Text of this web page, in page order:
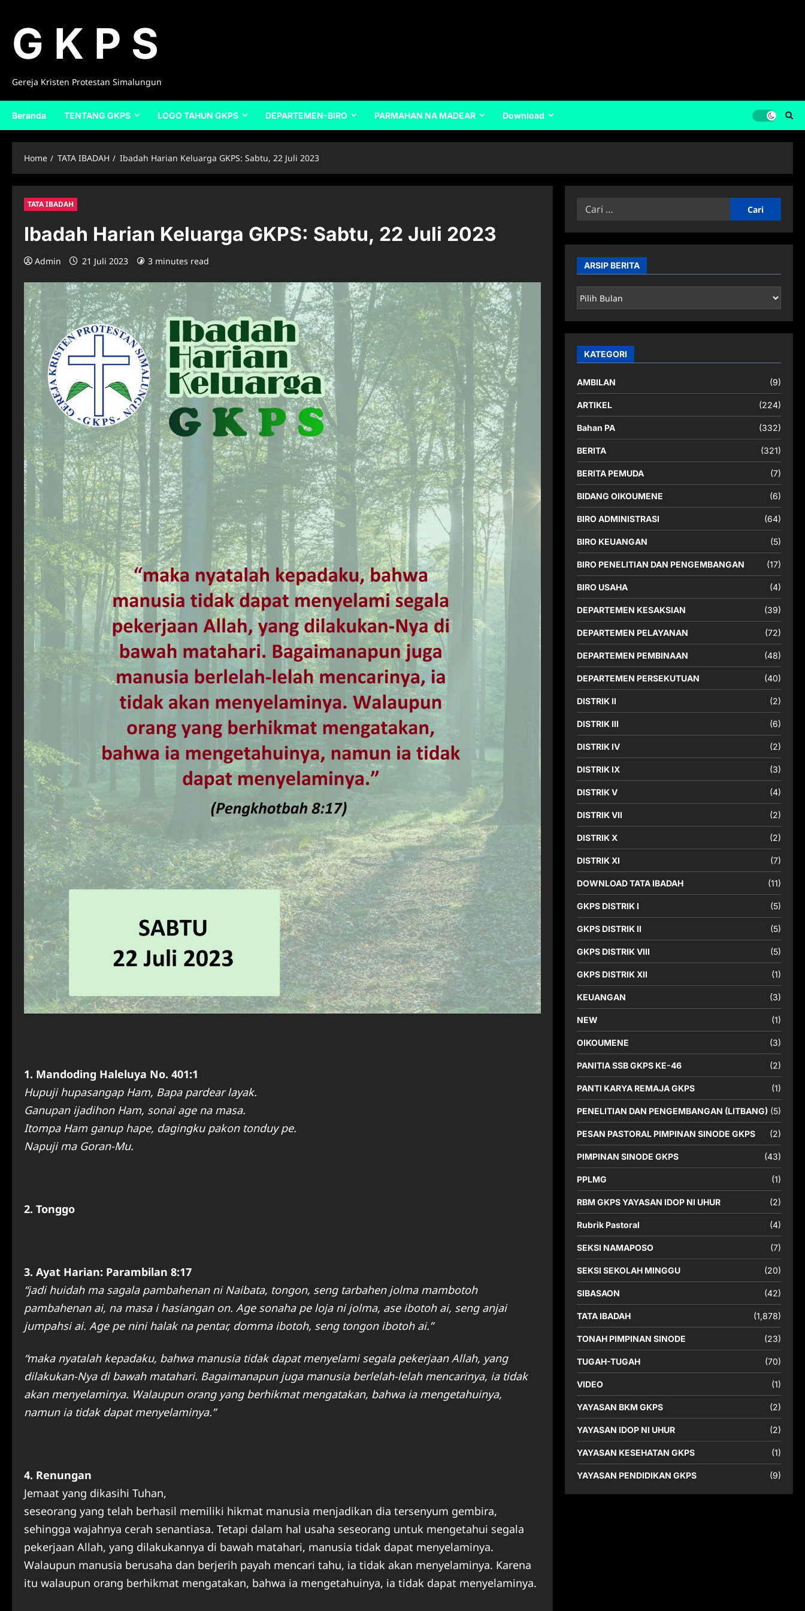
contentG K P S
Gereja Kristen Protestan Simalungun
Beranda TENTANG GKPS LOGO TAHUN GKPS DEPARTEMEN-BIRO PARMAHAN NA MADEAR Download
Home TATA IBADAH Ibadah Harian Keluarga GKPS: Sabtu, 22 Juli 2023
TATA IBADAH
Ibadah Harian Keluarga GKPS: Sabtu, 22 Juli 2023
Admin 21 Juli 2023 3 minutes read
1. Mandoding Haleluya No. 401:1
Hupuji hupasangap Ham, Bapa pardear layak.
Ganupan ijadihon Ham, sonai age na masa.
Itompa Ham ganup hape, dagingku pakon tonduy pe.
Napuji ma Goran-Mu.
2. Tonggo
3. Ayat Harian: Parambilan 8:17
“jadi huidah ma sagala pambahenan ni Naibata, tongon, seng tarbahen jolma mambotoh
pambahenan ai, na masa i hasiangan on. Age sonaha pe loja ni jolma, ase ibotoh ai, seng anjai
jumpahsi ai. Age pe nini halak na pentar, domma ibotoh, seng tongon ibotoh ai.”
“maka nyatalah kepadaku, bahwa manusia tidak dapat menyelami segala pekerjaan Allah, yang
dilakukan-Nya di bawah matahari. Bagaimanapun juga manusia berlelah-lelah mencarinya, ia tidak
akan menyelaminya. Walaupun orang yang berhikmat mengatakan, bahwa ia mengetahuinya,
namun ia tidak dapat menyelaminya.”
4. Renungan
Jemaat yang dikasihi Tuhan,
seseorang yang telah berhasil memiliki hikmat manusia menjadikan dia tersenyum gembira,
sehingga wajahnya cerah senantiasa. Tetapi dalam hal usaha seseorang untuk mengetahui segala
pekerjaan Allah, yang dilakukannya di bawah matahari, manusia tidak dapat menyelaminya.
Walaupun manusia berusaha dan berjerih payah mencari tahu, ia tidak akan menyelaminya. Karena
itu walaupun orang berhikmat mengatakan, bahwa ia mengetahuinya, ia tidak dapat menyelaminya.
Cari
ARSIP BERITA
ARSIP
BERITA
KATEGORI
AMBILAN (9)
ARTIKEL (224)
Bahan PA (332)
BERITA (321)
BERITA PEMUDA (7)
BIDANG OIKOUMENE (6)
BIRO ADMINISTRASI (64)
BIRO KEUANGAN (5)
BIRO PENELITIAN DAN PENGEMBANGAN (17)
BIRO USAHA (4)
DEPARTEMEN KESAKSIAN (39)
DEPARTEMEN PELAYANAN (72)
DEPARTEMEN PEMBINAAN (48)
DEPARTEMEN PERSEKUTUAN (40)
DISTRIK II (2)
DISTRIK III (6)
DISTRIK IV (2)
DISTRIK IX (3)
DISTRIK V (4)
DISTRIK VII (2)
DISTRIK X (2)
DISTRIK XI (7)
DOWNLOAD TATA IBADAH (11)
GKPS DISTRIK I (5)
GKPS DISTRIK II (5)
GKPS DISTRIK VIII (5)
GKPS DISTRIK XII (1)
KEUANGAN (3)
NEW (1)
OIKOUMENE (3)
PANITIA SSB GKPS KE-46 (2)
PANTI KARYA REMAJA GKPS (1)
PENELITIAN DAN PENGEMBANGAN (LITBANG) (5)
PESAN PASTORAL PIMPINAN SINODE GKPS (2)
PIMPINAN SINODE GKPS (43)
PPLMG (1)
RBM GKPS YAYASAN IDOP NI UHUR (2)
Rubrik Pastoral (4)
SEKSI NAMAPOSO (7)
SEKSI SEKOLAH MINGGU (20)
SIBASAON (42)
TATA IBADAH (1,878)
TONAH PIMPINAN SINODE (23)
TUGAH-TUGAH (70)
VIDEO (1)
YAYASAN BKM GKPS (2)
YAYASAN IDOP NI UHUR (2)
YAYASAN KESEHATAN GKPS (1)
YAYASAN PENDIDIKAN GKPS (9)